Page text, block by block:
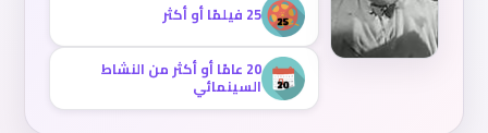
25 فيلمًا أو أكثر
20 عامًا أو أكثر من النشاط
السينمائي